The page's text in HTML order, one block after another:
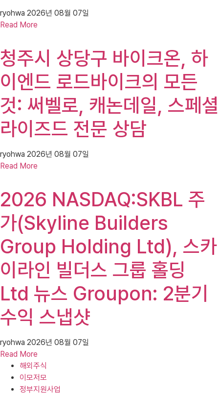
ryohwa 2026년 08월 07일
Read More
청주시 상당구 바이크온, 하
이엔드 로드바이크의 모든
것: 써벨로, 캐논데일, 스페셜
라이즈드 전문 상담
ryohwa 2026년 08월 07일
Read More
2026 NASDAQ:SKBL 주
가(Skyline Builders
Group Holding Ltd), 스카
이라인 빌더스 그룹 홀딩
Ltd 뉴스 Groupon: 2분기
수익 스냅샷
ryohwa 2026년 08월 07일
Read More
해외주식
이모저모
정부지원사업